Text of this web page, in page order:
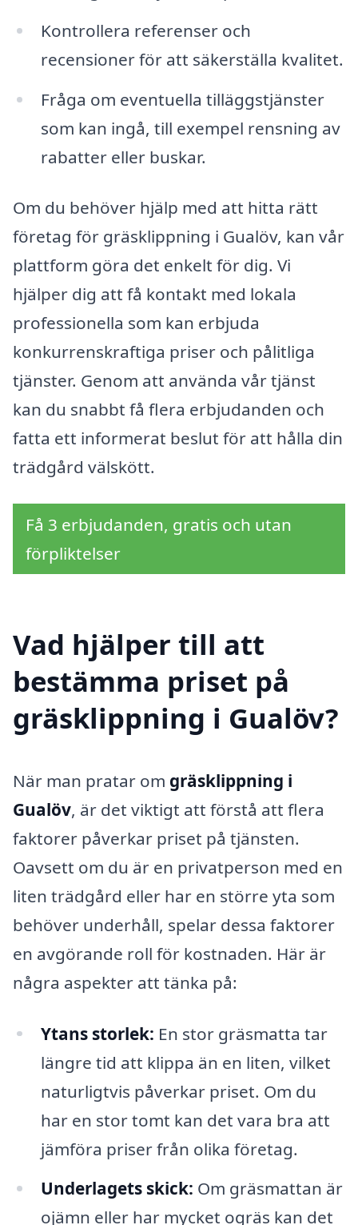
Kontrollera referenser och
recensioner för att säkerställa kvalitet.
Fråga om eventuella tilläggstjänster
som kan ingå, till exempel rensning av
rabatter eller buskar.
Om du behöver hjälp med att hitta rätt
företag för gräsklippning i Gualöv, kan vår
plattform göra det enkelt för dig. Vi
hjälper dig att få kontakt med lokala
professionella som kan erbjuda
konkurrenskraftiga priser och pålitliga
tjänster. Genom att använda vår tjänst
kan du snabbt få flera erbjudanden och
fatta ett informerat beslut för att hålla din
trädgård välskött.
Få 3 erbjudanden, gratis och utan
förpliktelser
Vad hjälper till att
bestämma priset på
gräsklippning i Gualöv?
När man pratar om gräsklippning i
Gualöv, är det viktigt att förstå att flera
faktorer påverkar priset på tjänsten.
Oavsett om du är en privatperson med en
liten trädgård eller har en större yta som
behöver underhåll, spelar dessa faktorer
en avgörande roll för kostnaden. Här är
några aspekter att tänka på:
Ytans storlek: En stor gräsmatta tar
längre tid att klippa än en liten, vilket
naturligtvis påverkar priset. Om du
har en stor tomt kan det vara bra att
jämföra priser från olika företag.
Underlagets skick: Om gräsmattan är
ojämn eller har mycket ogräs kan det